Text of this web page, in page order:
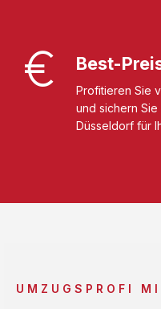
Best-
Profitieren Sie
und sichern
Düsseldorf für
UMZUGSPROFI